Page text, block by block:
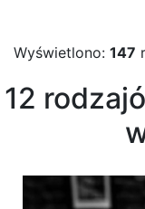
Wyświetlono: 147
12